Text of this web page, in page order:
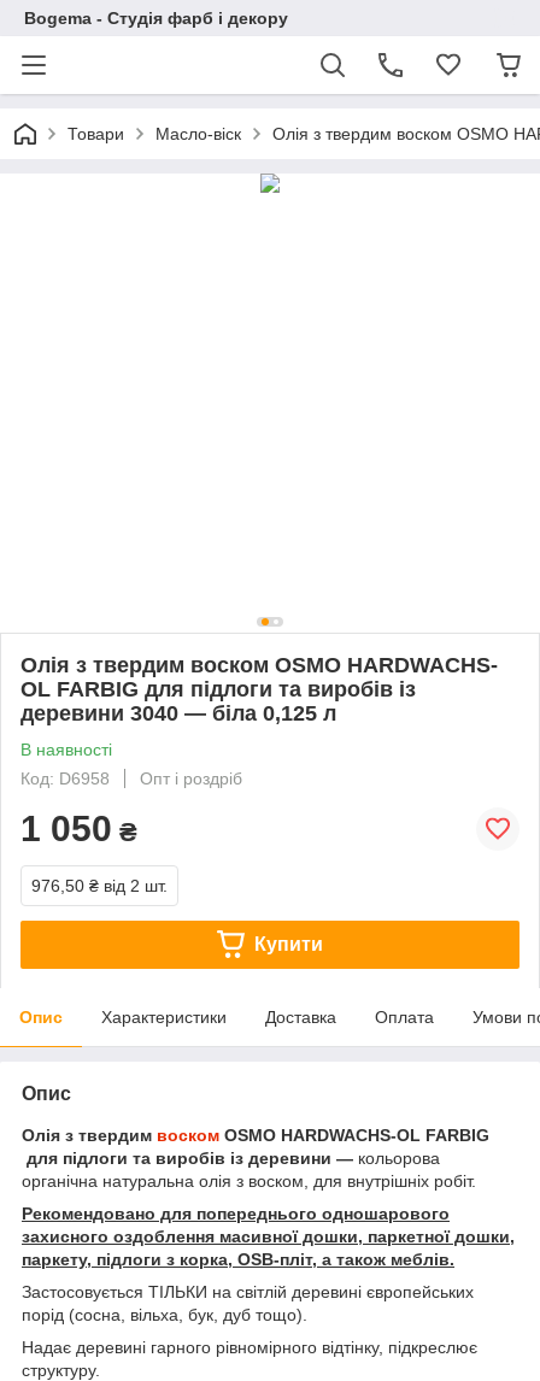
Bogema - Студія фарб і декору
Товари Масло-віск Олія з твердим воском OSMO
Олія з твердим воском OSMO HARDWACHS-
OL FARBIG для підлоги та виробів із
деревини 3040 — біла 0,125 л
В наявності
Код: D6958
Опт і роздріб
1 050 ₴
976,50 ₴ від 2 шт.
Купити
Опис Характеристики Доставка Оплата Умови
Опис
Олія з твердим воском OSMO HARDWACHS-OL FARBIG
для підлоги та виробів із деревини — кольорова
органічна натуральна олія з воском, для внутрішніх робіт.
Рекомендовано для попереднього одношарового
захисного оздоблення масивної дошки, паркетної дошки,
паркету, підлоги з корка, OSB-пліт, а також меблів.
Застосовується ТІЛЬКИ на світлій деревині європейських
порід (сосна, вільха, бук, дуб тощо).
Надає деревині гарного рівномірного відтінку, підкреслює
структуру.